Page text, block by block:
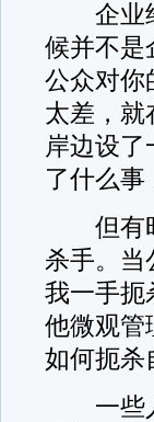
企业经
候并不是
公众对你
太差，就
岸边设了
了什么事
但有时
杀手。当
我一手扼
他微观管
如何扼杀
一些人